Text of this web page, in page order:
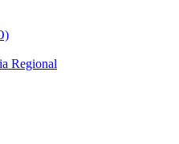
Regional